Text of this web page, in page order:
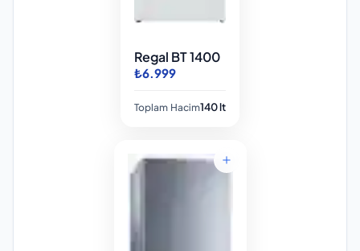
Regal BT 1400
₺6.999
Toplam Hacim140 lt